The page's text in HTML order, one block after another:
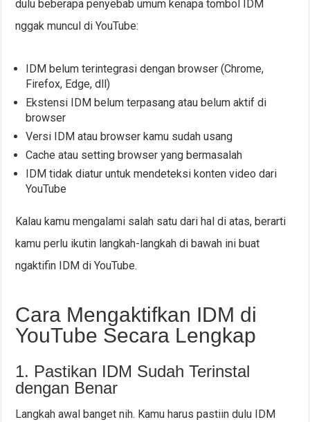
dulu beberapa penyebab umum kenapa tombol IDM
nggak muncul di YouTube:
IDM belum terintegrasi dengan browser (Chrome,
Firefox, Edge, dll)
Ekstensi IDM belum terpasang atau belum aktif di
browser
Versi IDM atau browser kamu sudah usang
Cache atau setting browser yang bermasalah
IDM tidak diatur untuk mendeteksi konten video dari
YouTube
Kalau kamu mengalami salah satu dari hal di atas, berarti
kamu perlu ikutin langkah-langkah di bawah ini buat
ngaktifin IDM di YouTube.
Cara Mengaktifkan IDM di
YouTube Secara Lengkap
1. Pastikan IDM Sudah Terinstal
dengan Benar
Langkah awal banget nih. Kamu harus pastiin dulu IDM